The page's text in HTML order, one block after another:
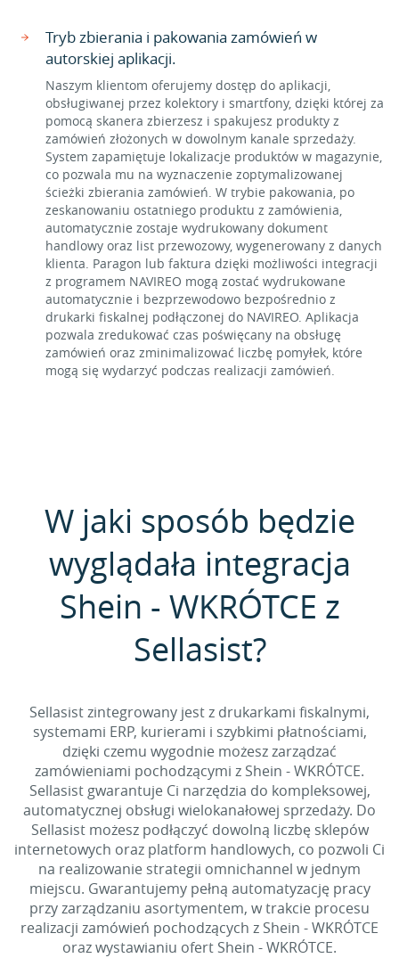
Tryb zbierania i pakowania zamówień w
autorskiej aplikacji.
Naszym klientom oferujemy dostęp do aplikacji,
obsługiwanej przez kolektory i smartfony, dzięki której za
pomocą skanera zbierzesz i spakujesz produkty z
zamówień złożonych w dowolnym kanale sprzedaży.
System zapamiętuje lokalizacje produktów w magazynie,
co pozwala mu na wyznaczenie zoptymalizowanej
ścieżki zbierania zamówień. W trybie pakowania, po
zeskanowaniu ostatniego produktu z zamówienia,
automatycznie zostaje wydrukowany dokument
handlowy oraz list przewozowy, wygenerowany z danych
klienta. Paragon lub faktura dzięki możliwości integracji
z programem NAVIREO mogą zostać wydrukowane
automatycznie i bezprzewodowo bezpośrednio z
drukarki fiskalnej podłączonej do NAVIREO. Aplikacja
pozwala zredukować czas poświęcany na obsługę
zamówień oraz zminimalizować liczbę pomyłek, które
mogą się wydarzyć podczas realizacji zamówień.
W jaki sposób będzie
wyglądała integracja
Shein - WKRÓTCE z
Sellasist?
Sellasist zintegrowany jest z drukarkami fiskalnymi,
systemami ERP, kurierami i szybkimi płatnościami,
dzięki czemu wygodnie możesz zarządzać
zamówieniami pochodzącymi z Shein - WKRÓTCE.
Sellasist gwarantuje Ci narzędzia do kompleksowej,
automatycznej obsługi wielokanałowej sprzedaży. Do
Sellasist możesz podłączyć dowolną liczbę sklepów
internetowych oraz platform handlowych, co pozwoli Ci
na realizowanie strategii omnichannel w jednym
miejscu. Gwarantujemy pełną automatyzację pracy
przy zarządzaniu asortymentem, w trakcie procesu
realizacji zamówień pochodzących z Shein - WKRÓTCE
oraz wystawianiu ofert Shein - WKRÓTCE.